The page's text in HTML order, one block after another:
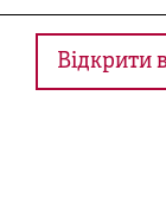
Відкрити